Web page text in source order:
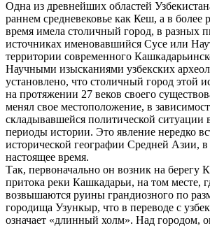
Одна из древнейших областей
раннем средневековье как Кеш, а в более
время имела столичный город, в разных
источниках именовавшийся Сусе или
территории современного
Научными изысканиями узбекских
установлено, что столичный город этой
на протяжении 27 веков своего
менял свое местоположение, в
складывавшейся политической ситуации
периоды истории. Это явление нередко
исторической географии Средней Азии,
настоящее время.
Так, первоначально он возник на берегу
притока реки Кашкадарьи, на том месте,
возвышаются руины грандиозного по
городища Узункыр, что в переводе с
означает «длинный холм». Над городом,